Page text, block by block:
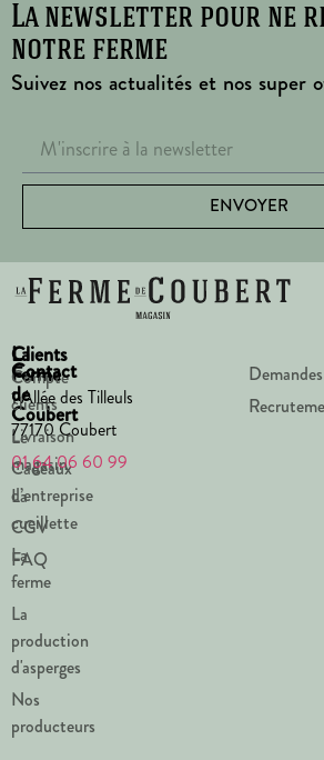
La newsletter pour ne
notre ferme
Suivez nos actualités et nos super
ENVOYER
La
Ferme
de
Coubert
Le
magasin
La
cueillette
La
ferme
La
production
d'asperges
Nos
producteurs
Clients
Compte
clients
Livraison
Cadeaux
d’entreprise
CGV
FAQ
Contact
1 Allée des Tilleuls
77170 Coubert
01 64 06 60 99